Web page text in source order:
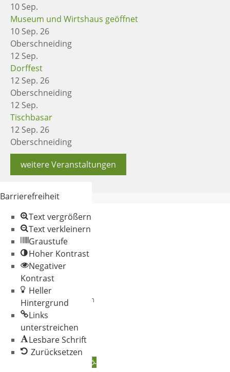
10 Sep.
Museum und Wirtshaus geöffnet
10 Sep. 26
Oberschneiding
12 Sep.
Dorffest
12 Sep. 26
Oberschneiding
12 Sep.
Tischbasar
12 Sep. 26
Oberschneiding
weitere Veranstaltungen
© 2026 Gemeinde
Oberschneiding
Datenschutz
Impressum
Barrierefreiheit
Text vergrößern
Text verkleinern
Graustufe
Hoher Kontrast
Negativer
Kontrast
Heller
Hintergrund
Links
unterstreichen
Lesbare Schrift
Zurücksetzen